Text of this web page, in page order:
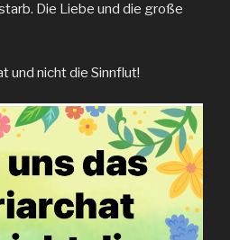
Die Liebe und die große
und nicht die Sinnflut!